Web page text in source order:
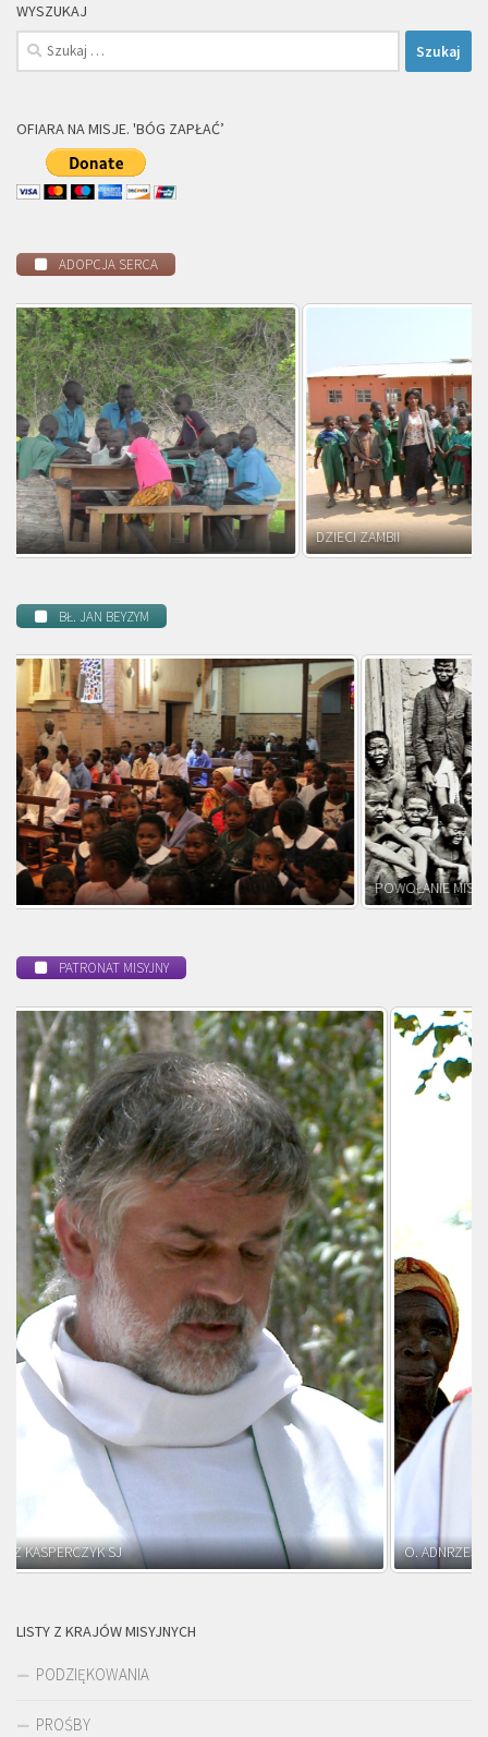
WYSZUKAJ
Szukaj:
OFIARA NA MISJE. 'BÓG ZAPŁAĆ’
ADOPCJA SERCA
DZIECI ZAMBII
BŁ. JAN BEYZYM
POWOŁANIE MISYJNE
PATRONAT MISYJNY
O. ADNRZEJ LEŚNIARA SJ
LISTY Z KRAJÓW MISYJNYCH
PODZIĘKOWANIA
PROŚBY